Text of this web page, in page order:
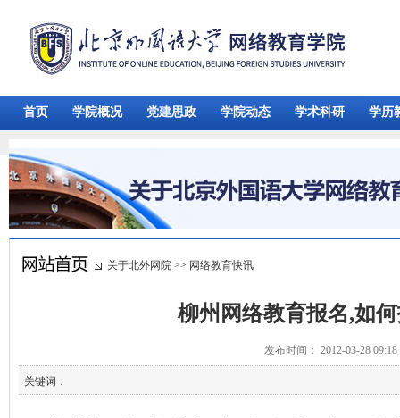
首页 学院概况 党建思政 学院动态 学术科研 学历
关于北外网院 >> 网络教育快讯
柳州网络教育报名,如
发布时间： 2012-03-28
关键词：